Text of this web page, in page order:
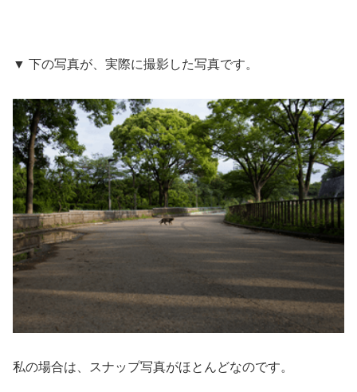
▼ 下の写真が、実際に撮影した写真です。
私の場合は、スナップ写真がほとんどなのです。